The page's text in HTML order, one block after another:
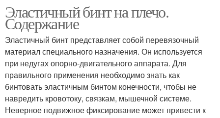
Эластичный бинт на плечо.
Содержание
Эластичный бинт представляет собой перевязочный
материал специального назначения. Он используется
при недугах опорно-двигательного аппарата. Для
правильного применения необходимо знать как
бинтовать эластичным бинтом конечности, чтобы не
навредить кровотоку, связкам, мышечной системе.
Неверное подвижное фиксирование может привести к